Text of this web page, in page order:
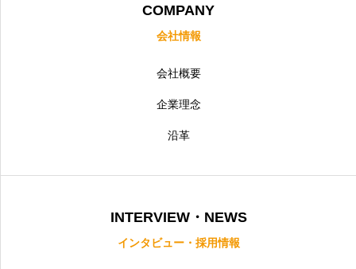
プライバシーポリシー
COMPANY
会社情報
会社概要
企業理念
沿革
INTERVIEW・NEWS
インタビュー・採用情報